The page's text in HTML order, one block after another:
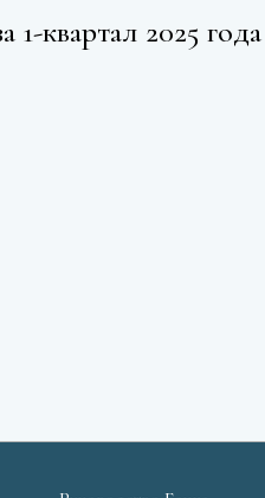
1-квартал 2025 года